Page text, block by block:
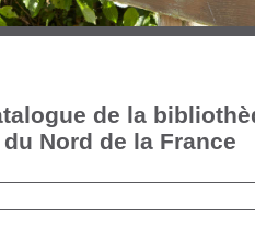
de la
Nord de la France